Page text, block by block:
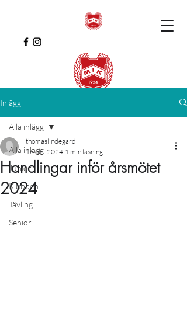
Inlägg
Alla inlägg
Junior
Klubben
Tävling
Senior
Alla inlägg
Handlingar inför årsmötet
2024
thomaslindegard
16 okt. 2024 1 min läsning